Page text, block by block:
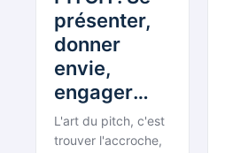
présenter,
donner
envie,
engager
[Réunion
des Requins
L'art du pitch, c'est
trouver l'accroche,